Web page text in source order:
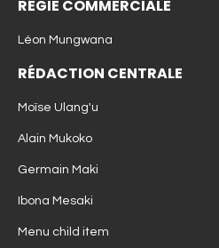
RÉGIE COMMERCIALE
Léon Mungwana
RÉDACTION CENTRALE
Moïse Ulang'u
Alain Mukoko
Germain Maki
Ibona Mesaki
Menu child item